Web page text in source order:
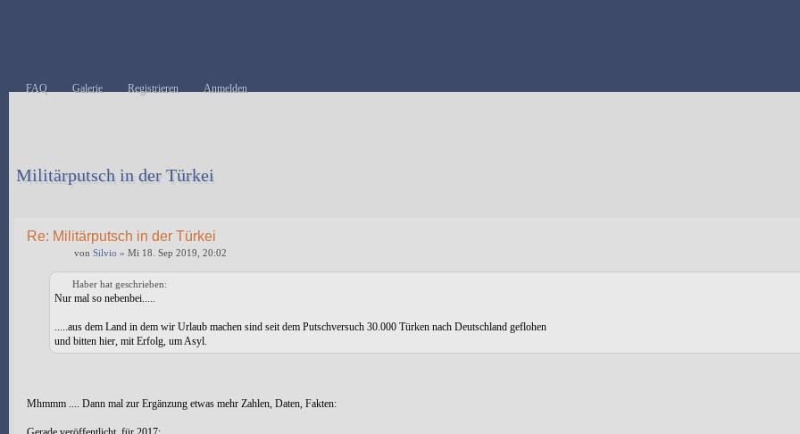
FAQ Galerie Registrieren Anmelden
Militärputsch in der Türkei
Re: Militärputsch in der Türkei
von Silvio » Mi 18. Sep 2019, 20:02
Haber hat geschrieben:
Nur mal so nebenbei.....
.....aus dem Land in dem wir Urlaub machen sind seit dem Putschversuch 30.000 Türken nach Deutschland geflohen
und bitten hier, mit Erfolg, um Asyl.
Mhmmm .... Dann mal zur Ergänzung etwas mehr Zahlen, Daten, Fakten: